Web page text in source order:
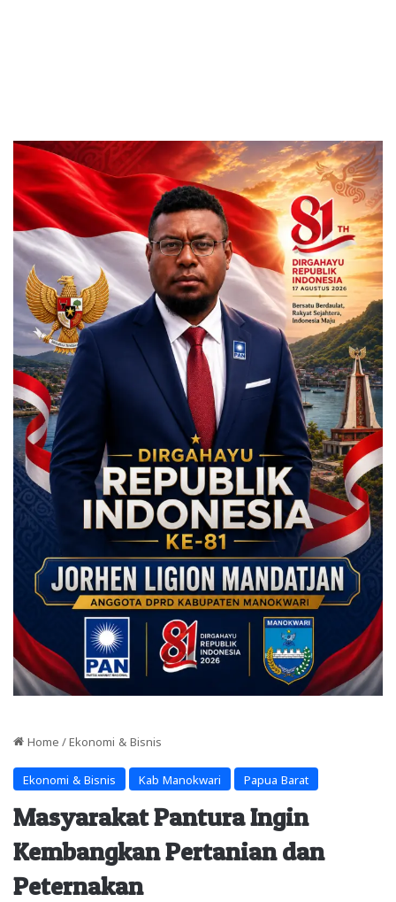
Home / Ekonomi & Bisnis
Ekonomi & Bisnis Kab Manokwari Papua Barat
Masyarakat Pantura Ingin
Kembangkan Pertanian dan
Peternakan